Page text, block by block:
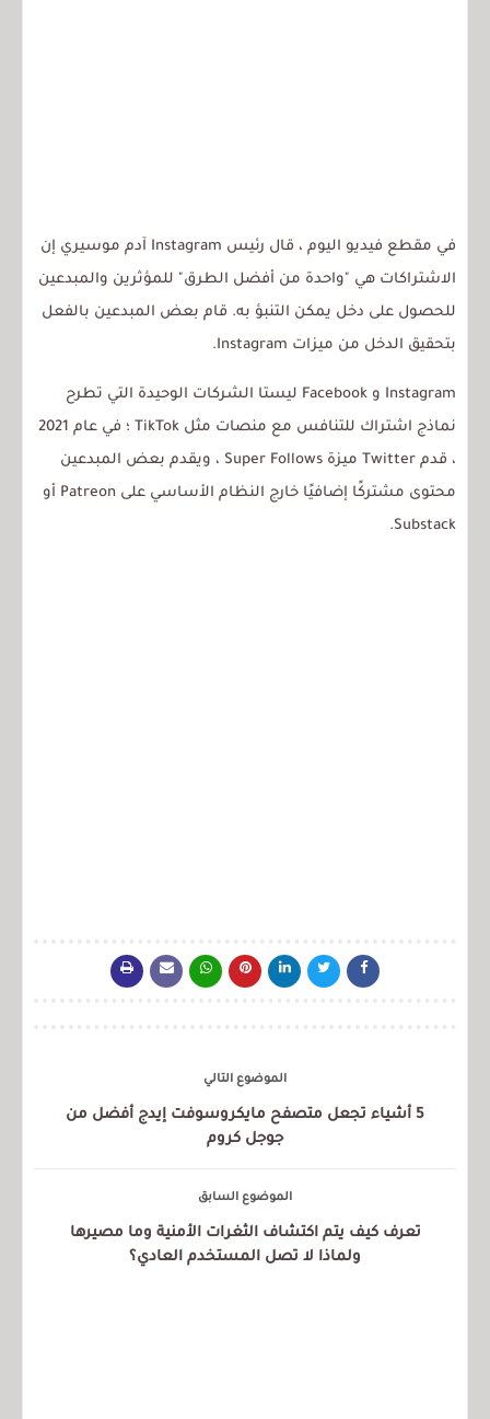
في مقطع فيديو اليوم ، قال رئيس Instagram آدم موسيري إن
الاشتراكات هي "واحدة من أفضل الطرق" للمؤثرين والمبدعين
للحصول على دخل يمكن التنبؤ به. قام بعض المبدعين بالفعل
بتحقيق الدخل من ميزات Instagram.
Instagram و Facebook ليستا الشركات الوحيدة التي تطرح
نماذج اشتراك للتنافس مع منصات مثل TikTok ؛ في عام 2021
، قدم Twitter ميزة Super Follows ، ويقدم بعض المبدعين
محتوى مشتركًا إضافيًا خارج النظام الأساسي على Patreon أو
Substack.
الموضوع التالي
5 أشياء تجعل متصفح مايكروسوفت إيدج أفضل من
جوجل كروم
الموضوع السابق
تعرف كيف يتم اكتشاف الثغرات الأمنية وما مصيرها
ولماذا لا تصل المستخدم العادي؟